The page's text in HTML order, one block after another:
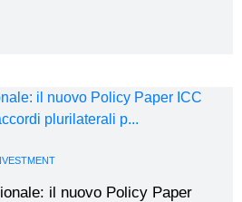
il nuovo Policy Paper